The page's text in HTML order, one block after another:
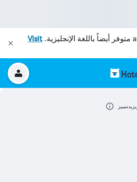
متوفر أيضاً باللغة الإنجليزية.Visit